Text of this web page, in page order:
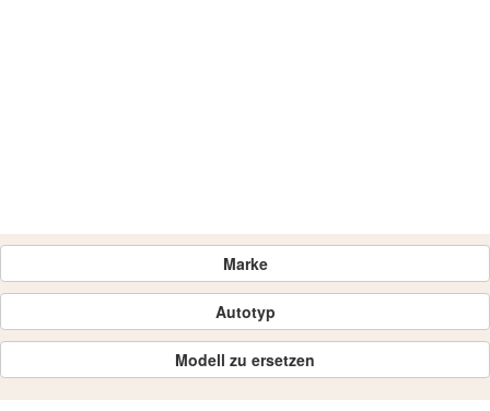
Marke
Autotyp
Modell zu ersetzen